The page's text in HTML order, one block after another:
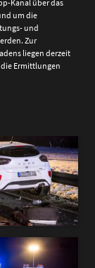
Kanal über das
um die
und
Zur
liegen derzeit
Ermittlungen